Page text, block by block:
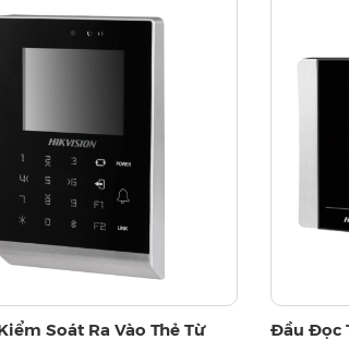
Soát Ra Vào Thẻ Từ Đầu Đọc